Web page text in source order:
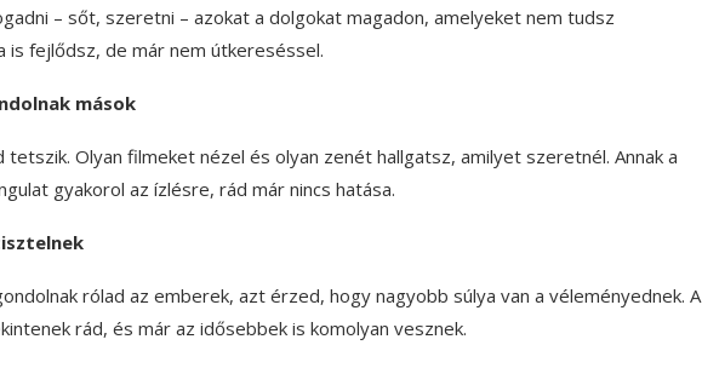
– sőt, szeretni – azokat a dolgokat magadon, amelyeket nem tudsz
is fejlődsz, de már nem útkereséssel.
mások
Olyan filmeket nézel és olyan zenét hallgatsz, amilyet szeretnél. Annak a
gyakorol az ízlésre, rád már nincs hatása.
rólad az emberek, azt érzed, hogy nagyobb súlya van a véleményednek. A
rád, és már az idősebbek is komolyan vesznek.